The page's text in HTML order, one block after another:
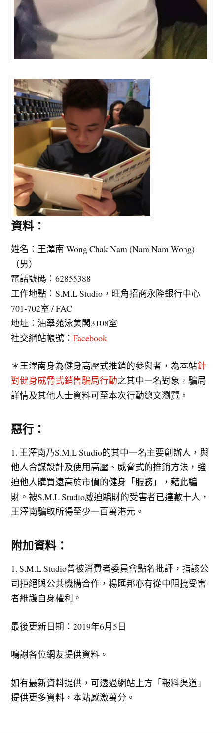
資料：
姓名：王澤南 Wong Chak Nam (Nam Nam Wong)
（男）
電話號碼：62855388
工作地點：S.M.L Studio，旺角招商永隆銀行中心
701-702室 / FAC
地址：油翠苑泳美閣3108室
社交網站帳號：Facebook
＊王澤南身為健身高壓式推銷的參與者，為本站針
對健身威脅式銷售騙局行動之其中一名對象，騙局
詳情及其他人士資料可至本次行動總文瀏覽。
惡行：
1. 王澤南乃S.M.L Studio的其中一名主要創辦人，與
他人合謀設計及使用高壓、威脅式的推銷方法，強
迫他人購買遠高於市價的健身「服務」，藉此騙
財。被S.M.L Studio威迫騙財的受害者已達數十人，
王澤南騙取所得至少一百萬港元。
附加資料：
1. S.M.L Studio曾被消費者委員會點名批評，指該公
司拒絕與公共機構合作，楊匯邦亦有從中阻撓受害
者維護自身權利。
最後更新日期：2019年6月5日
鳴謝各位網友提供資料。
如有最新資料提供，可透過網站上方「報料渠道」
提供更多資料，本站感激萬分。